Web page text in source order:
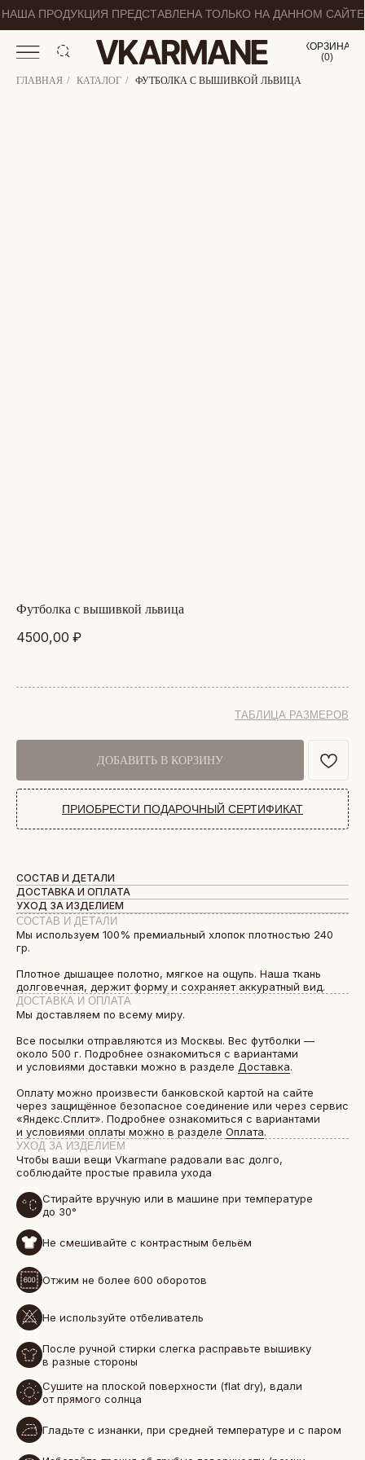
НАША ПРОДУКЦИЯ ПРЕДСТАВЛЕНА ТОЛЬКО НА ДАННОМ САЙТЕ
(0)
0
ГЛАВНАЯ / КАТАЛОГ / ФУТБОЛКА С ВЫШИВКОЙ ЛЬВИЦА
футболка с вышивкой львица
4500,00 ₽
ТАБЛИЦА РАЗМЕРОВ
ДОБАВИТЬ В КОРЗИНУ
ПРИОБРЕСТИ ПОДАРОЧНЫЙ СЕРТИФИКАТ
СОСТАВ И ДЕТАЛИ
ДОСТАВКА И ОПЛАТА
УХОД ЗА ИЗДЕЛИЕМ
СОСТАВ И ДЕТАЛИ
Мы используем 100% премиальный хлопок плотностью 240
гр.
Плотное дышащее полотно, мягкое на ощупь. Наша ткань
долговечная, держит форму и сохраняет аккуратный вид.
ДОСТАВКА И ОПЛАТА
Мы доставляем по всему миру.
Все посылки отправляются из Москвы. Вес футболки —
около 500 г. Подробнее ознакомиться с вариантами
и условиями доставки можно в разделе Доставка.
Оплату можно произвести банковской картой на сайте
через защищённое безопасное соединение или через сервис
«Яндекс.Сплит». Подробнее ознакомиться с вариантами
и условиями оплаты можно в разделе Оплата.
УХОД ЗА ИЗДЕЛИЕМ
Чтобы ваши вещи Vkarmane радовали вас долго,
соблюдайте простые правила ухода
Стирайте вручную или в машине при температуре
до 30°
Не смешивайте с контрастным бельём
Отжим не более 600 оборотов
Не используйте отбеливатель
После ручной стирки слегка расправьте вышивку
в разные стороны
Сушите на плоской поверхности (flat dry), вдали
от прямого солнца
Гладьте с изнанки, при средней температуре и с паром
БОЛЕЕ 50 000 ДРУЗЕЙ VKARMANE ПО ВСЕЙ СТРАНЕ
Истории, которые мы носим «в кармане»